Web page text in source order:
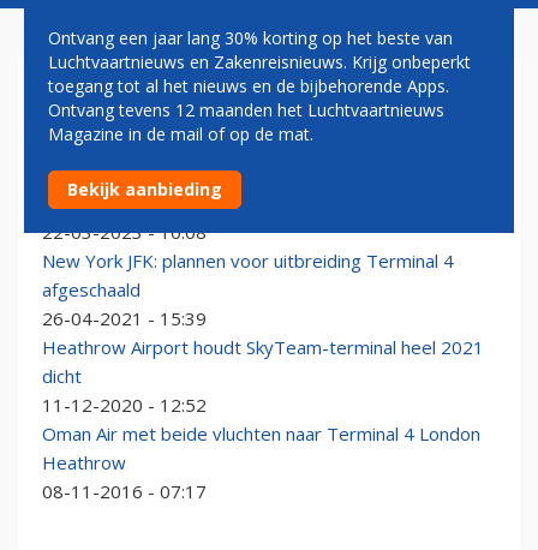
TERMINAL 4
Verwarring rond terugkeer KLM naar Terminal 4 op
Londen Heathrow
22-03-2023 - 10:08
New York JFK: plannen voor uitbreiding Terminal 4
afgeschaald
26-04-2021 - 15:39
Heathrow Airport houdt SkyTeam-terminal heel 2021
dicht
11-12-2020 - 12:52
Oman Air met beide vluchten naar Terminal 4 London
Heathrow
08-11-2016 - 07:17
Ontvang een jaar lang 30% korting op het beste van
Luchtvaartnieuws en Zakenreisnieuws. Krijg onbeperkt
toegang tot al het nieuws en de bijbehorende Apps.
Ontvang tevens 12 maanden het Luchtvaartnieuws
Magazine in de mail of op de mat.
Bekijk aanbieding